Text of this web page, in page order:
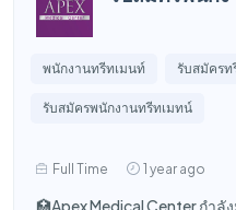
พนักงานทรีทเมนท์ รับสมัครท
รับสมัครพนักงานทรีทเมทน์
Full Time 1 year ago